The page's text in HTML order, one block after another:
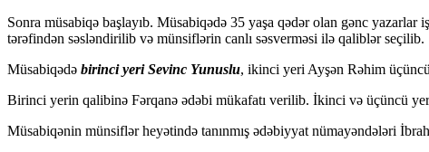
Sonra müsabiqə başlayıb. Müsabiqədə 35 yaşa qədər olan gənc
tərəfindən səsləndirilib və münsiflərin canlı səsverməsi ilə qaliblər seçilib.
Müsabiqədə birinci yeri Sevinc Yunuslu, ikinci yeri Ayşən Rəhim
Birinci yerin qalibinə Fərqanə ədəbi mükafatı verilib. İkinci və üçüncü
Müsabiqənin münsiflər heyətində tanınmış ədəbiyyat nümayəndələri